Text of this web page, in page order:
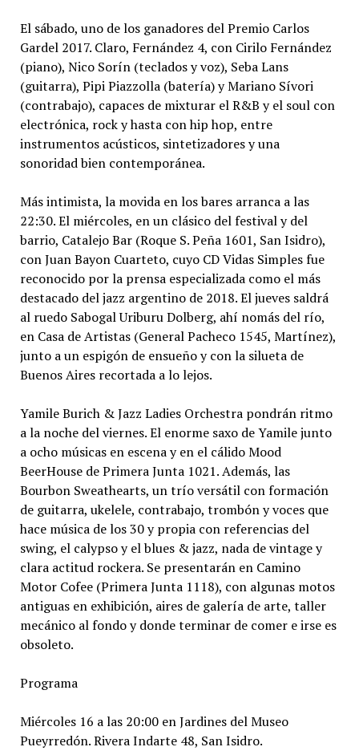
El sábado, uno de los ganadores del Premio Carlos
Gardel 2017. Claro, Fernández 4, con Cirilo Fernández
(piano), Nico Sorín (teclados y voz), Seba Lans
(guitarra), Pipi Piazzolla (batería) y Mariano Sívori
(contrabajo), capaces de mixturar el R&B y el soul con
electrónica, rock y hasta con hip hop, entre
instrumentos acústicos, sintetizadores y una
sonoridad bien contemporánea.
Más intimista, la movida en los bares arranca a las
22:30. El miércoles, en un clásico del festival y del
barrio, Catalejo Bar (Roque S. Peña 1601, San Isidro),
con Juan Bayon Cuarteto, cuyo CD Vidas Simples fue
reconocido por la prensa especializada como el más
destacado del jazz argentino de 2018. El jueves saldrá
al ruedo Sabogal Uriburu Dolberg, ahí nomás del río,
en Casa de Artistas (General Pacheco 1545, Martínez),
junto a un espigón de ensueño y con la silueta de
Buenos Aires recortada a lo lejos.
Yamile Burich & Jazz Ladies Orchestra pondrán ritmo
a la noche del viernes. El enorme saxo de Yamile junto
a ocho músicas en escena y en el cálido Mood
BeerHouse de Primera Junta 1021. Además, las
Bourbon Sweathearts, un trío versátil con formación
de guitarra, ukelele, contrabajo, trombón y voces que
hace música de los 30 y propia con referencias del
swing, el calypso y el blues & jazz, nada de vintage y
clara actitud rockera. Se presentarán en Camino
Motor Cofee (Primera Junta 1118), con algunas motos
antiguas en exhibición, aires de galería de arte, taller
mecánico al fondo y donde terminar de comer e irse es
obsoleto.
Programa
Miércoles 16 a las 20:00 en Jardines del Museo
Pueyrredón. Rivera Indarte 48, San Isidro.